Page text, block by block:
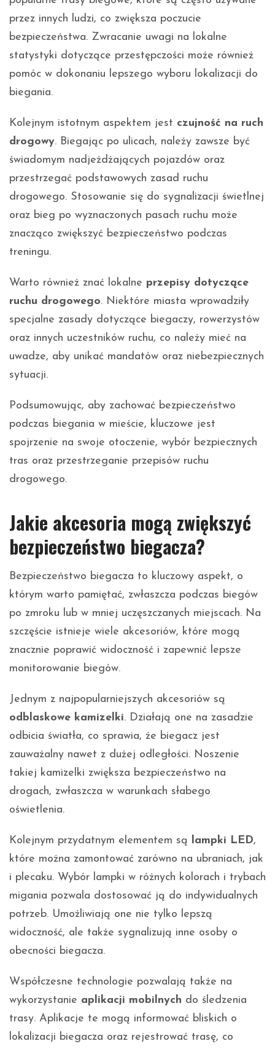
przez innych ludzi, co zwiększa poczucie
bezpieczeństwa. Zwracanie uwagi na lokalne
statystyki dotyczące przestępczości może również
pomóc w dokonaniu lepszego wyboru lokalizacji do
biegania.
Kolejnym istotnym aspektem jest czujność na ruch
drogowy. Biegając po ulicach, należy zawsze być
świadomym nadjeżdżających pojazdów oraz
przestrzegać podstawowych zasad ruchu
drogowego. Stosowanie się do sygnalizacji świetlnej
oraz bieg po wyznaczonych pasach ruchu może
znacząco zwiększyć bezpieczeństwo podczas
treningu.
Warto również znać lokalne przepisy dotyczące
ruchu drogowego. Niektóre miasta wprowadziły
specjalne zasady dotyczące biegaczy, rowerzystów
oraz innych uczestników ruchu, co należy mieć na
uwadze, aby unikać mandatów oraz niebezpiecznych
sytuacji.
Podsumowując, aby zachować bezpieczeństwo
podczas biegania w mieście, kluczowe jest
spojrzenie na swoje otoczenie, wybór bezpiecznych
tras oraz przestrzeganie przepisów ruchu
drogowego.
Jakie akcesoria mogą zwiększyć
bezpieczeństwo biegacza?
Bezpieczeństwo biegacza to kluczowy aspekt, o
którym warto pamiętać, zwłaszcza podczas biegów
po zmroku lub w mniej uczęszczanych miejscach. Na
szczęście istnieje wiele akcesoriów, które mogą
znacznie poprawić widoczność i zapewnić lepsze
monitorowanie biegów.
Jednym z najpopularniejszych akcesoriów są
odblaskowe kamizelki. Działają one na zasadzie
odbicia światła, co sprawia, że biegacz jest
zauważalny nawet z dużej odległości. Noszenie
takiej kamizelki zwiększa bezpieczeństwo na
drogach, zwłaszcza w warunkach słabego
oświetlenia.
Kolejnym przydatnym elementem są lampki LED,
które można zamontować zarówno na ubraniach, jak
i plecaku. Wybór lampki w różnych kolorach i trybach
migania pozwala dostosować ją do indywidualnych
potrzeb. Umożliwiają one nie tylko lepszą
widoczność, ale także sygnalizują inne osoby o
obecności biegacza.
Współczesne technologie pozwalają także na
wykorzystanie aplikacji mobilnych do śledzenia
trasy. Aplikacje te mogą informować bliskich o
lokalizacji biegacza oraz rejestrować trasę, co